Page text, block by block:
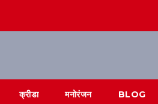
क्रीडा मनोरंजन BLOG